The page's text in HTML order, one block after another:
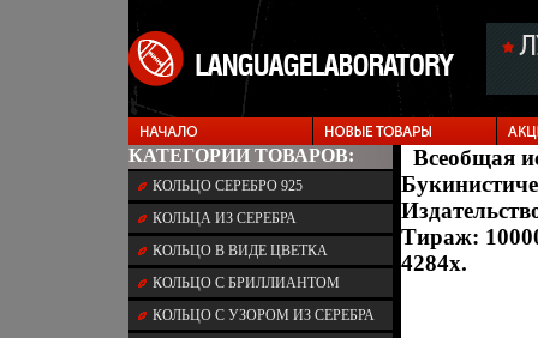
КАТЕГОРИИ ТОВАРОВ:
КОЛЬЦО СЕРЕБРО 925
КОЛЬЦА ИЗ СЕРЕБРА
КОЛЬЦО В ВИДЕ ЦВЕТКА
КОЛЬЦО С БРИЛЛИАНТОМ
КОЛЬЦО С УЗОРОМ ИЗ СЕРЕБРА
Всеобщая
Тираж:
4284x.